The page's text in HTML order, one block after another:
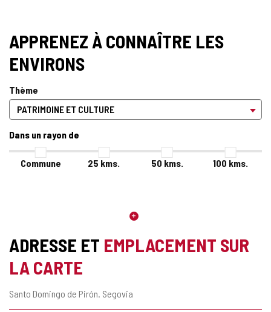
APPRENEZ À CONNAÎTRE LES
ENVIRONS
Thème
Dans un rayon de
Commune 25 kms. 50 kms. 100 kms.
ADRESSE ET EMPLACEMENT SUR
LA CARTE
Adresse
Santo Domingo de Pirón. Segovia